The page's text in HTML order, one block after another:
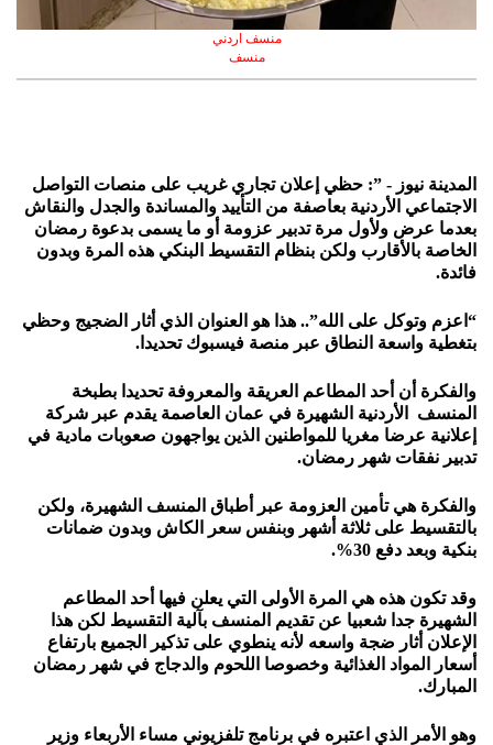
منسف اردني
منسف
المدينة نيوز - ”: حظي إعلان تجاري غريب على منصات التواصل
الاجتماعي الأردنية بعاصفة من التأييد والمساندة والجدل والنقاش
بعدما عرض ولأول مرة تدبير عزومة أو ما يسمى بدعوة رمضان
الخاصة بالأقارب ولكن بنظام التقسيط البنكي هذه المرة وبدون
فائدة.
“اعزم وتوكل على الله”.. هذا هو العنوان الذي أثار الضجيج وحظي
بتغطية واسعة النطاق عبر منصة فيسبوك تحديدا.
والفكرة أن أحد المطاعم العريقة والمعروفة تحديدا بطبخة
المنسف الأردنية الشهيرة في عمان العاصمة يقدم عبر شركة
إعلانية عرضا مغريا للمواطنين الذين يواجهون صعوبات مادية في
تدبير نفقات شهر رمضان.
والفكرة هي تأمين العزومة عبر أطباق المنسف الشهيرة، ولكن
بالتقسيط على ثلاثة أشهر وبنفس سعر الكاش وبدون ضمانات
بنكية وبعد دفع 30%.
وقد تكون هذه هي المرة الأولى التي يعلن فيها أحد المطاعم
الشهيرة جدا شعبيا عن تقديم المنسف بآلية التقسيط لكن هذا
الإعلان أثار ضجة واسعه لأنه ينطوي على تذكير الجميع بارتفاع
أسعار المواد الغذائية وخصوصا اللحوم والدجاج في شهر رمضان
المبارك.
وهو الأمر الذي اعتبره في برنامج تلفزيوني مساء الأربعاء وزير